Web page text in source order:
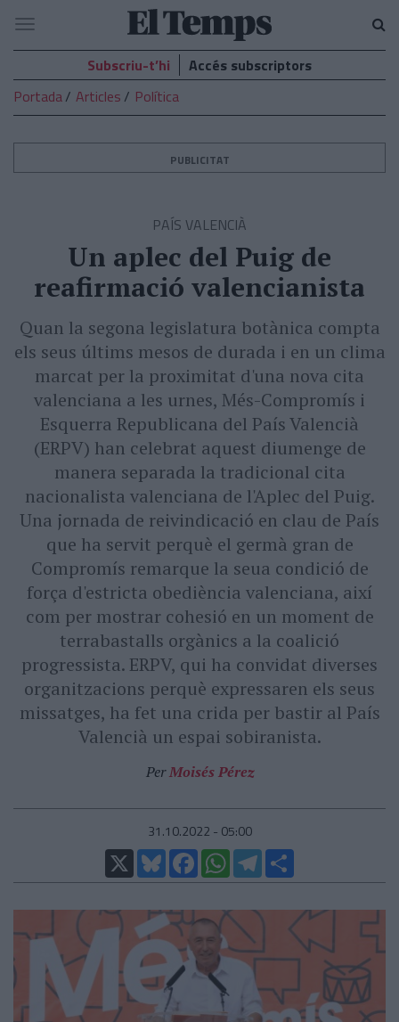
El
Temps
Navegació
Subscriu-t’hi
Accés subscriptors
Portada
Articles Política
PUBLICITAT
PAÍS VALENCIÀ
Un aplec del Puig de
reafirmació valencianista
Quan la segona legislatura botànica compta
els seus últims mesos de durada i en un clima
marcat per la proximitat d'una nova cita
valenciana a les urnes, Més-Compromís i
Esquerra Republicana del País Valencià
(ERPV) han celebrat aquest diumenge de
manera separada la tradicional cita
nacionalista valenciana de l'Aplec del Puig.
Una jornada de reivindicació en clau de País
que ha servit perquè el germà gran de
Compromís remarque la seua condició de
força d'estricta obediència valenciana, així
com per mostrar cohesió en un moment de
terrabastalls orgànics a la coalició
progressista. ERPV, qui ha convidat diverses
organitzacions perquè expressaren els seus
missatges, ha fet una crida per bastir al País
Valencià un espai sobiranista.
PerMoisés Pérez
31.10.2022 - 05:00
X
BlueskyFacebookWhatsAppTelegram